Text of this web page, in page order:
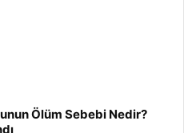
Ölüm Sebebi Nedir?